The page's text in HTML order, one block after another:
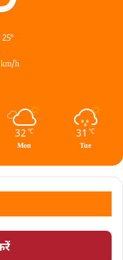
h
32 ℃
Mon
31 ℃
Tue